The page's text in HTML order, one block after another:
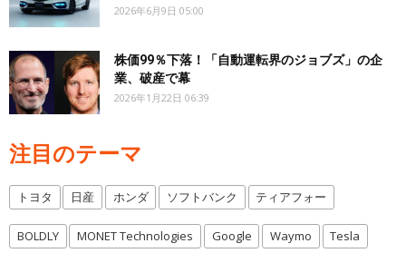
2026年6月9日 05:00
株価99％下落！「自動運転界のジョブズ」の企
業、破産で幕
2026年1月22日 06:39
注目のテーマ
トヨタ 日産 ホンダ ソフトバンク ティアフォー
BOLDLY MONET Technologies Google Waymo Tesla